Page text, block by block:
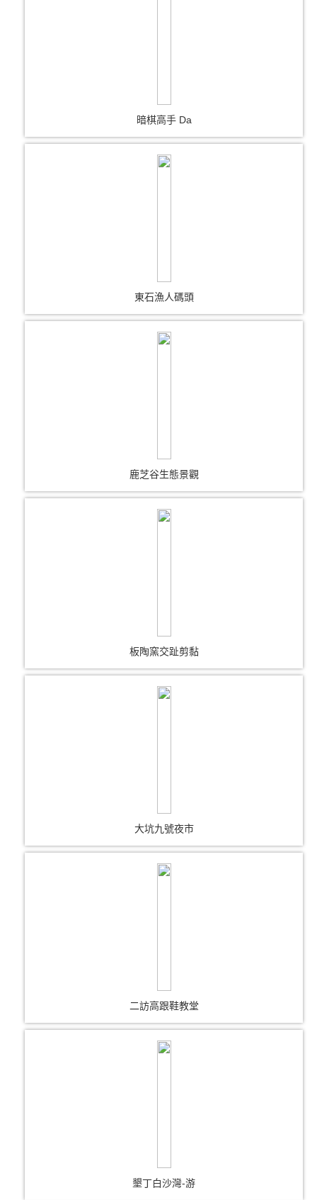
暗棋高手 Da
東石漁人碼頭
鹿芝谷生態景觀
板陶窯交趾剪黏
大坑九號夜市
二訪高跟鞋教堂
墾丁白沙灣-游